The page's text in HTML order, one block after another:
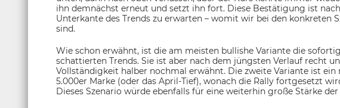
ihn demnächst erneut und setzt ihn fort. Diese Bestätigung ist
Unterkante des Trends zu erwarten – womit wir bei den konkreten
sind.
Wie schon erwähnt, ist die am meisten bullishe Variante die
schattierten Trends. Sie ist aber nach dem jüngsten Verlauf recht
Vollständigkeit halber nochmal erwähnt. Die zweite Variante ist ein
5.000er Marke (oder das April-Tief), wonach die Rally fortgesetzt
Dieses Szenario würde ebenfalls für eine weiterhin große Stärke